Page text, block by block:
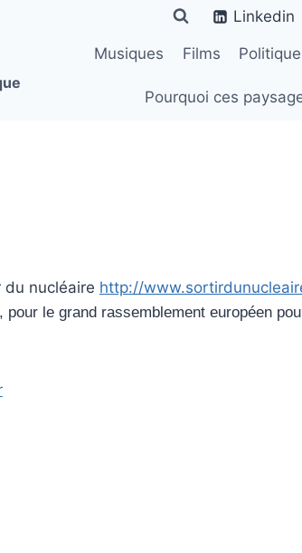
Linkedin
Musiques Films Politique
Pourquoi ces
du nucléaire http://
le grand rassemblement européen